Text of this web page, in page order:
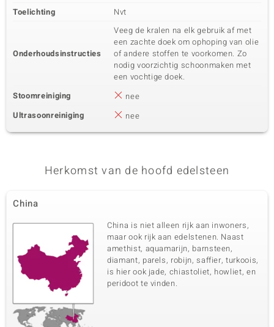
Toelichting
Nvt
Onderhoudsinstructies
Veeg de kralen na elk gebruik af met
een zachte doek om ophoping van olie
of andere stoffen te voorkomen. Zo
nodig voorzichtig schoonmaken met
een vochtige doek.
Stoomreiniging
nee
Ultrasoonreiniging
nee
Herkomst van de hoofd edelsteen
China
China is niet alleen rijk aan inwoners,
maar ook rijk aan edelstenen. Naast
amethist, aquamarijn, barnsteen,
diamant, parels, robijn, saffier, turkoois,
is hier ook jade, chiastoliet, howliet, en
peridoot te vinden.